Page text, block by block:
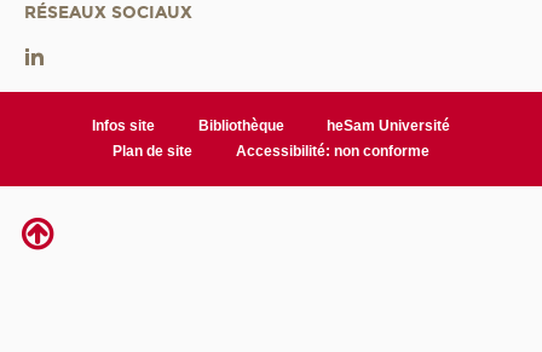
RÉSEAUX SOCIAUX
Infos site Bibliothèque
heSam Université
Plan de site
Accessibilité: non conforme